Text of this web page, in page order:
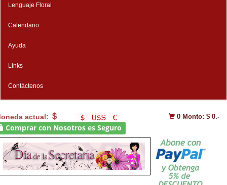
Lenguaje Floral
Calendario
Ayuda
Links
Contáctenos
actual: 0 Monto: $ 0.-
Comprar con Nosotros es Seguro